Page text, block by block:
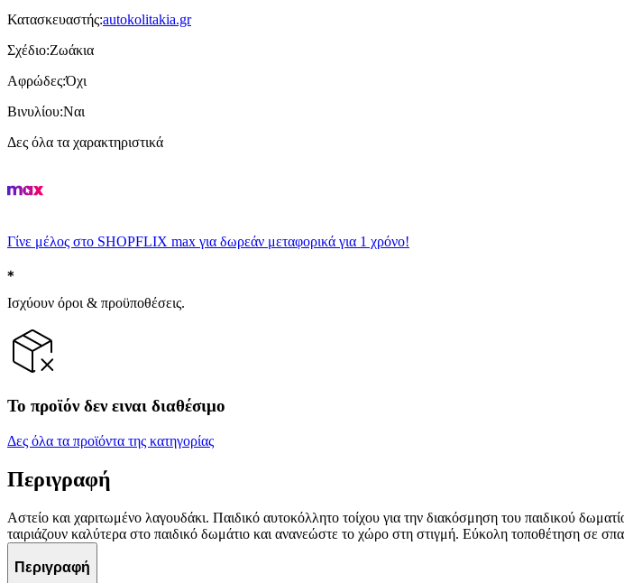
Κατασκευαστής:autokolitakia.gr
Σχέδιο:Ζωάκια
Αφρώδες:Όχι
Βινυλίου:Ναι
Δες όλα τα χαρακτηριστικά
Γίνε μέλος στο SHOPFLIX max για δωρεάν μεταφορικά για 1 χρόνο!
Ισχύουν όροι & προϋποθέσεις.
Το προϊόν δεν ειναι διαθέσιμο
Δες όλα τα προϊόντα της κατηγορίας
Περιγραφή
Αστείο και χαριτωμένο λαγουδάκι. Παιδικό αυτοκόλλητο τοίχου για την διακόσμηση του παιδικού
ταιριάζουν καλύτερα στο παιδικό δωμάτιο και ανανεώστε το χώρο στη στιγμή. Εύκολη τοποθέτηση σε
Περιγραφή